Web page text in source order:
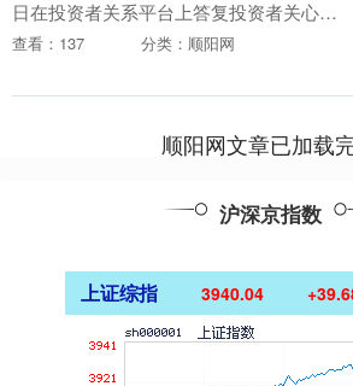
日在投资者关系平台上答复投资者关心的
问题。 投资者：去年董秘介绍2025年上半
查看：137 分类：顺阳网
顺阳网文章已加载
沪深京指数
上证综指 3940.04